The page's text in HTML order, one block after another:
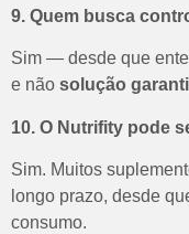
9. Quem busca
Sim — desde que
e não solução
10. O Nutrifity pode
Sim. Muitos
longo prazo, desde
consumo.